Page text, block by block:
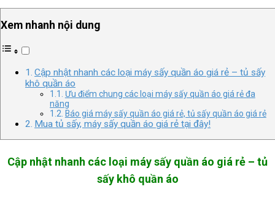
Xem nhanh nội dung
Cập nhật nhanh các loại máy sấy quần áo giá rẻ – tủ sấy
khô quần áo
Ưu điểm chung các loại máy sấy quần áo giá rẻ đa
năng
Báo giá máy sấy quần áo giá rẻ, tủ sấy quần áo giá rẻ
Mua tủ sấy, máy sấy quần áo giá rẻ tại đây!
Cập nhật nhanh các loại máy sấy quần áo giá rẻ – tủ
sấy khô quần áo